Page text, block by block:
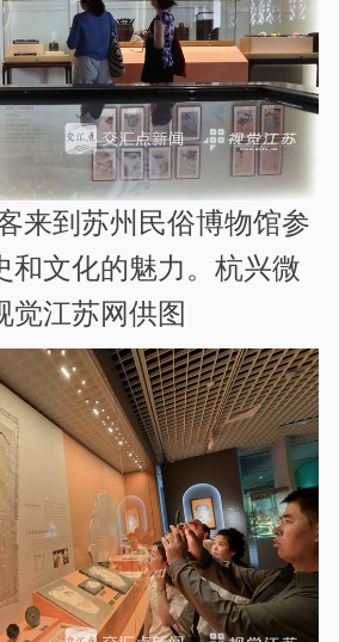
来到苏州民俗博物馆参
和文化的魅力。杭兴微
觉江苏网供图